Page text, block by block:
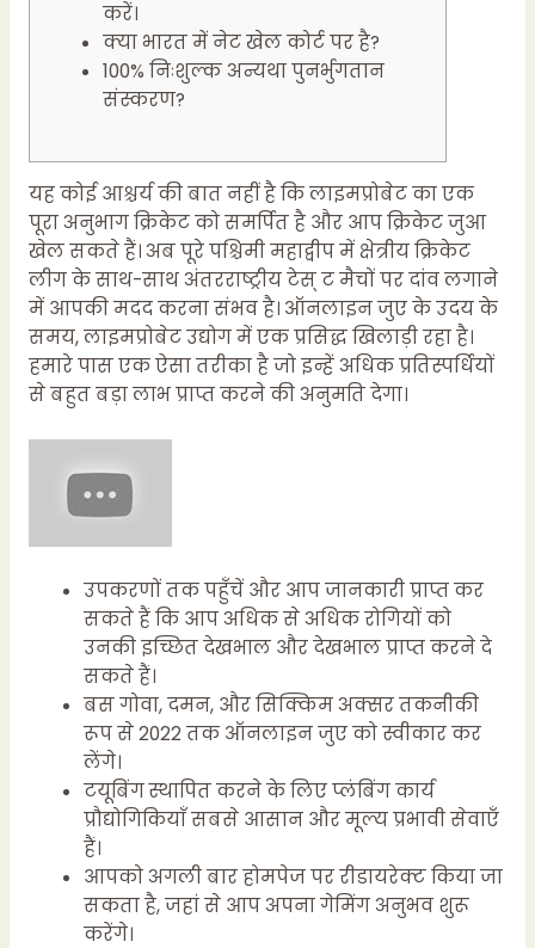
करें।
क्या भारत में नेट खेल कोर्ट पर है?
100% निःशुल्क अन्यथा पुनर्भुगतान
संस्करण?
यह कोई आश्चर्य की बात नहीं है कि लाइमप्रोबेट का एक
पूरा अनुभाग क्रिकेट को समर्पित है और आप क्रिकेट जुआ
खेल सकते हैं। अब पूरे पश्चिमी महाद्वीप में क्षेत्रीय क्रिकेट
लीग के साथ-साथ अंतरराष्ट्रीय टेस्ट मैचों पर दांव लगाने
में आपकी मदद करना संभव है। ऑनलाइन जुए के उदय के
समय, लाइमप्रोबेट उद्योग में एक प्रसिद्ध खिलाड़ी रहा है।
हमारे पास एक ऐसा तरीका है जो इन्हें अधिक प्रतिस्पर्धियों
से बहुत बड़ा लाभ प्राप्त करने की अनुमति देगा।
उपकरणों तक पहुँचें और आप जानकारी प्राप्त कर
सकते हैं कि आप अधिक से अधिक रोगियों को
उनकी इच्छित देखभाल और देखभाल प्राप्त करने दे
सकते हैं।
बस गोवा, दमन, और सिक्किम अक्सर तकनीकी
रूप से 2022 तक ऑनलाइन जुए को स्वीकार कर
लेंगे।
टयूबिंग स्थापित करने के लिए प्लंबिंग कार्य
प्रौद्योगिकियाँ सबसे आसान और मूल्य प्रभावी सेवाएँ
हैं।
आपको अगली बार होमपेज पर रीडायरेक्ट किया जा
सकता है, जहां से आप अपना गेमिंग अनुभव शुरू
करेंगे।